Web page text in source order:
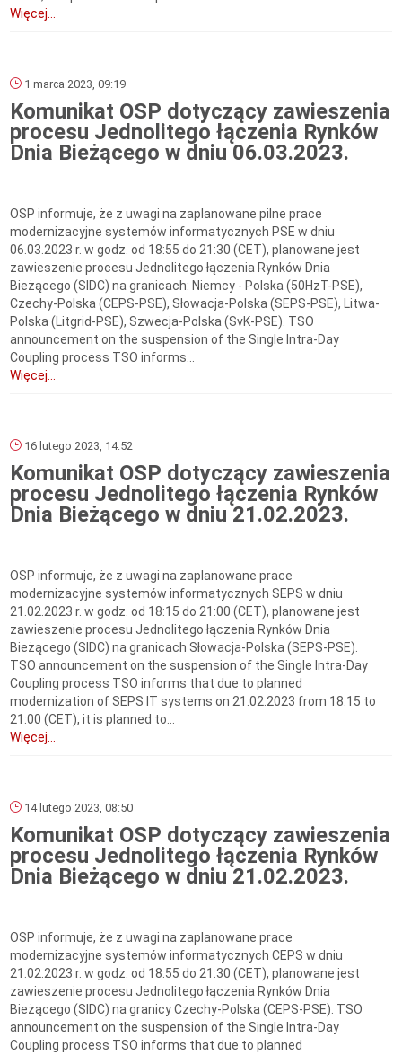
Więcej...
1 marca 2023, 09:19
Komunikat OSP dotyczący zawieszenia
procesu Jednolitego łączenia Rynków
Dnia Bieżącego w dniu 06.03.2023.
OSP informuje, że z uwagi na zaplanowane pilne prace
modernizacyjne systemów informatycznych PSE w dniu
06.03.2023 r. w godz. od 18:55 do 21:30 (CET), planowane jest
zawieszenie procesu Jednolitego łączenia Rynków Dnia
Bieżącego (SIDC) na granicach: Niemcy - Polska (50HzT-PSE),
Czechy-Polska (CEPS-PSE), Słowacja-Polska (SEPS-PSE), Litwa-
Polska (Litgrid-PSE), Szwecja-Polska (SvK-PSE). TSO
announcement on the suspension of the Single Intra-Day
Coupling process TSO informs...
Więcej...
16 lutego 2023, 14:52
Komunikat OSP dotyczący zawieszenia
procesu Jednolitego łączenia Rynków
Dnia Bieżącego w dniu 21.02.2023.
OSP informuje, że z uwagi na zaplanowane prace
modernizacyjne systemów informatycznych SEPS w dniu
21.02.2023 r. w godz. od 18:15 do 21:00 (CET), planowane jest
zawieszenie procesu Jednolitego łączenia Rynków Dnia
Bieżącego (SIDC) na granicach Słowacja-Polska (SEPS-PSE).
TSO announcement on the suspension of the Single Intra-Day
Coupling process TSO informs that due to planned
modernization of SEPS IT systems on 21.02.2023 from 18:15 to
21:00 (CET), it is planned to...
Więcej...
14 lutego 2023, 08:50
Komunikat OSP dotyczący zawieszenia
procesu Jednolitego łączenia Rynków
Dnia Bieżącego w dniu 21.02.2023.
OSP informuje, że z uwagi na zaplanowane prace
modernizacyjne systemów informatycznych CEPS w dniu
21.02.2023 r. w godz. od 18:55 do 21:30 (CET), planowane jest
zawieszenie procesu Jednolitego łączenia Rynków Dnia
Bieżącego (SIDC) na granicy Czechy-Polska (CEPS-PSE). TSO
announcement on the suspension of the Single Intra-Day
Coupling process TSO informs that due to planned